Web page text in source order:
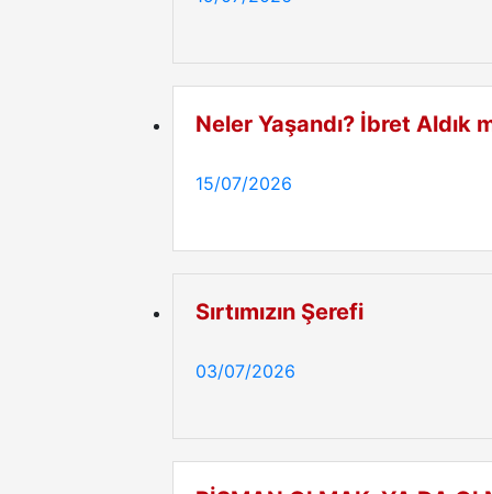
Neler Yaşandı? İbret Aldık
15/07/2026
Sırtımızın Şerefi
03/07/2026